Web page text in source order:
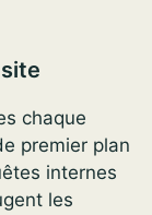
chaque
premier plan
internes
les